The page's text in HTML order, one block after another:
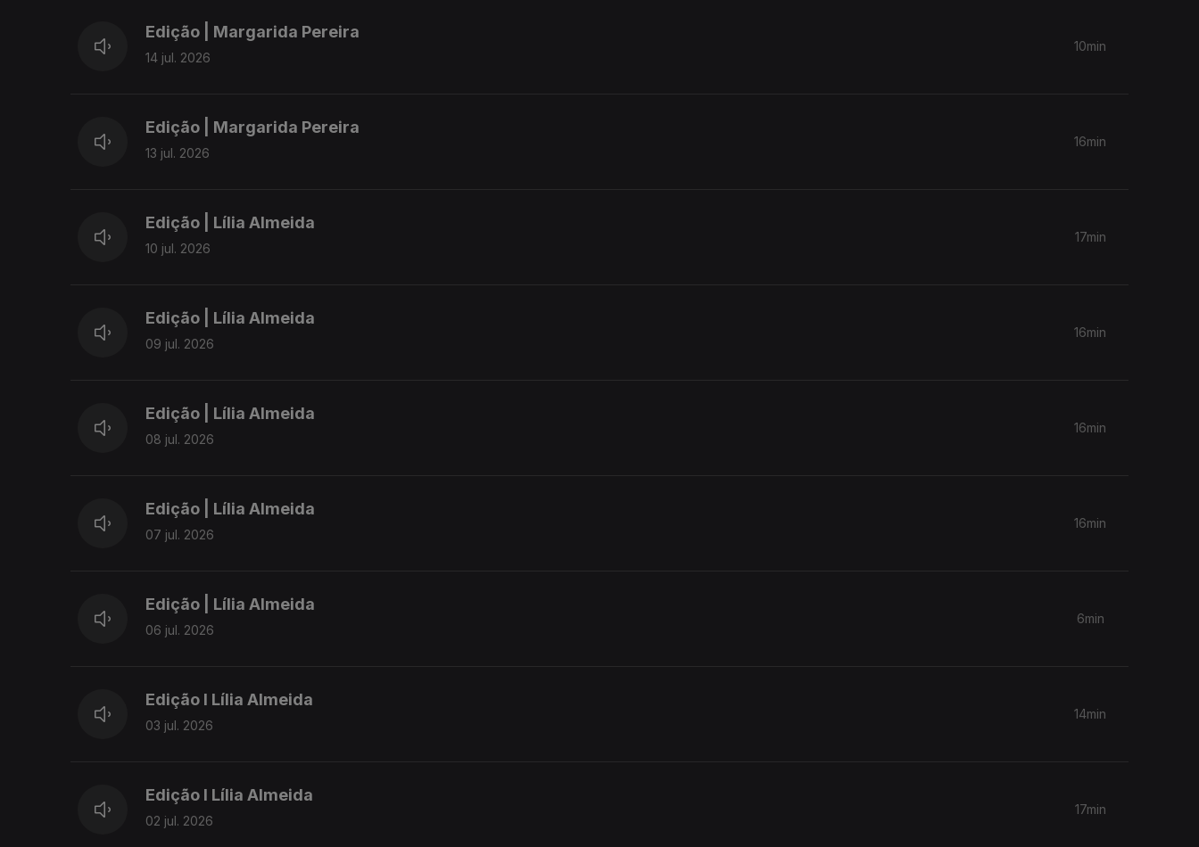
Edição | Margarida Pereira
14 jul. 2026
10min
Edição | Margarida Pereira
13 jul. 2026
16min
Edição | Lília Almeida
10 jul. 2026
17min
Edição | Lília Almeida
09 jul. 2026
16min
Edição | Lília Almeida
08 jul. 2026
16min
Edição | Lília Almeida
07 jul. 2026
16min
Edição | Lília Almeida
06 jul. 2026
6min
Edição I Lília Almeida
03 jul. 2026
14min
Edição I Lília Almeida
02 jul. 2026
17min